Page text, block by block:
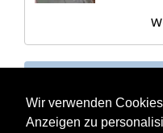
Wir verwenden
Anzeigen zu